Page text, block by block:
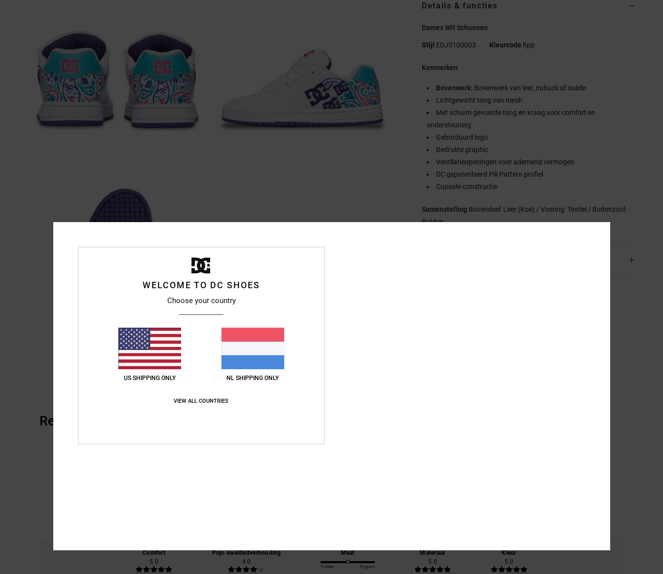
Details & functies
Dames Wit Schoenen
Stijl EDJS100003 Kleurcode hpp
Kenmerken
Bovenwerk: Bovenwerk van leer, nubuck of suède
Lichtgewicht tong van mesh
Met schuim gevoerde tong en kraag voor comfort en
ondersteuning
Geborduurd logo
Bedrukte graphic
Ventilatieopeningen voor ademend vermogen
DC gepatenteerd Pill Pattern profiel
Cupsole-constructie
Samenstelling Bovendeel: Leer (Koe) / Voering: Textiel / Buitenzool:
Rubber
Reviews van klanten
Comfort
5.0
Prijs-kwaliteitverhouding
4.0
Maat
Te klein Te groot
Materiaal
5.0
Kleur
5.0
WELCOME TO DC SHOES
Choose your country
US SHIPPING ONLY NL SHIPPING ONLY
VIEW ALL COUNTRIES